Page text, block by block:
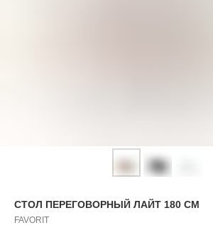
СТОЛ ПЕРЕГОВОРНЫЙ ЛАЙТ 180 СМ
FAVORIT